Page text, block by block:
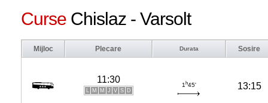
Curse Chislaz - Varsolt
Mijloc Plecare Durata Sosire
11:30
L M M J V S D
1 h45' 13:15